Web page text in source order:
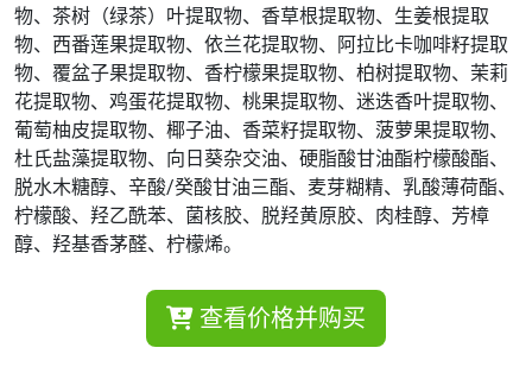
物、茶树（绿茶）叶提取物、香草根提取物、生姜根提取
物、西番莲果提取物、依兰花提取物、阿拉比卡咖啡籽提取
物、覆盆子果提取物、香柠檬果提取物、柏树提取物、茉莉
花提取物、鸡蛋花提取物、桃果提取物、迷迭香叶提取物、
葡萄柚皮提取物、椰子油、香菜籽提取物、菠萝果提取物、
杜氏盐藻提取物、向日葵杂交油、硬脂酸甘油酯柠檬酸酯、
脱水木糖醇、辛酸/癸酸甘油三酯、麦芽糊精、乳酸薄荷酯、
柠檬酸、羟乙酰苯、菌核胶、脱羟黄原胶、肉桂醇、芳樟
醇、羟基香茅醛、柠檬烯。
查看价格并购买